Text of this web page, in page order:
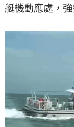
艇機動應處，